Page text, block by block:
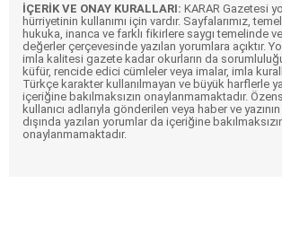
İÇERİK VE ONAY KURALLARI: KARAR Gazetesi
hürriyetinin kullanımı için vardır. Sayfalarımız,
hukuka, inanca ve farklı fikirlere saygı temelinde
değerler çerçevesinde yazılan yorumlara açıktır.
imla kalitesi gazete kadar okurların da
küfür, rencide edici cümleler veya imalar, imla
Türkçe karakter kullanılmayan ve büyük harflerle
içeriğine bakılmaksızın onaylanmamaktadır.
kullanıcı adlarıyla gönderilen veya haber ve yazının
dışında yazılan yorumlar da içeriğine
onaylanmamaktadır.